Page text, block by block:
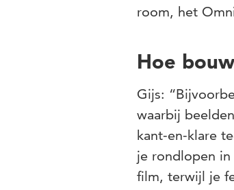
room, het
Hoe
Gijs:
waarbij
kant-en-klare
je rondlopen in
film, terwijl je